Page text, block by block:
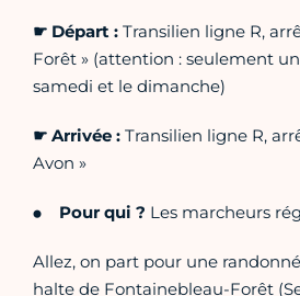
☛ Départ : Transilien ligne R,
Forêt » (attention : seulement
samedi et le dimanche)
☛ Arrivée : Transilien ligne R,
Avon »
Pour qui ? Les marcheurs
Allez, on part pour une
halte de Fontainebleau-Forêt